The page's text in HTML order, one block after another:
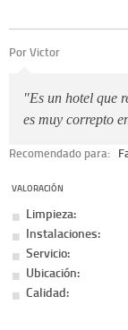
Por Victor
"Es un hotel que
es muy correpto
Recomendado para:
VALORACIÓN
Limpieza:
Instalaciones:
Servicio:
Ubicación:
Calidad: